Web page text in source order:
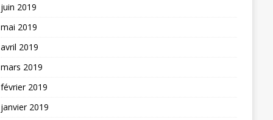
juin 2019
mai 2019
avril 2019
mars 2019
février 2019
janvier 2019